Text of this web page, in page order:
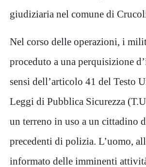
giudiziaria nel comune di
Nel corso delle operazioni, i
proceduto a una perquisizione
sensi dell’articolo 41 del Testo
Leggi di Pubblica Sicurezza
un terreno in uso a un cittadino
precedenti di polizia. L’uomo,
informato delle imminenti